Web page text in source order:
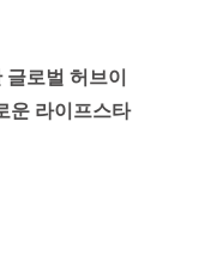
로벌 허브이
운 라이프스타